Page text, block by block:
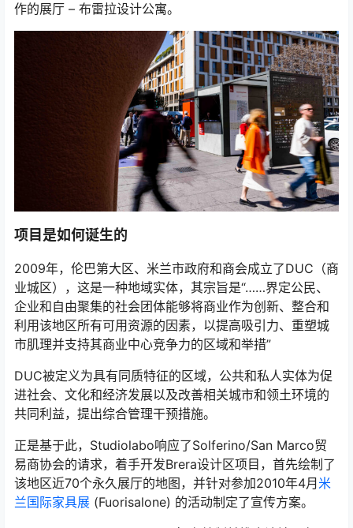
作的展厅 – 布雷拉设计公寓。
项目是如何诞生的
2009年，伦巴第大区、米兰市政府和商会成立了DUC（商
业城区），这是一种地域实体，其宗旨是“……界定公民、
企业和自由聚集的社会团体能够将商业作为创新、整合和
利用该地区所有可用资源的因素，以提高吸引力、重塑城
市肌理并支持其商业中心竞争力的区域和举措”
DUC被定义为具有同质特征的区域，公共和私人实体为促
进社会、文化和经济发展以及改善相关城市和领土环境的
共同利益，提出综合管理干预措施。
正是基于此，Studiolabo响应了Solferino/San Marco贸
易商协会的请求，着手开发Brera设计区项目，首先绘制了
该地区近70个永久展厅的地图，并针对参加2010年4月 米
兰国际家具展 (Fuorisalone) 的活动制定了宣传方案。